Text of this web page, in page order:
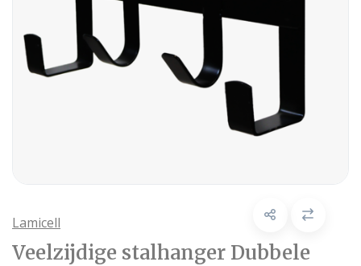
Lamicell
Veelzijdige stalhanger Dubbele